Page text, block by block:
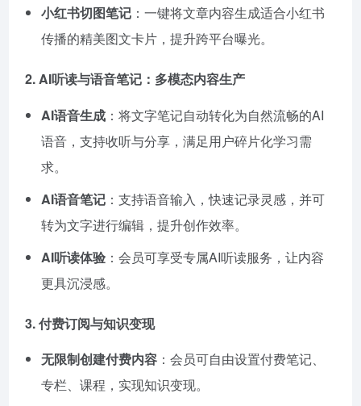
小红书切图笔记 ：一键将文章内容生成适合小红书
传播的精美图文卡片，提升跨平台曝光。
2. AI听读与语音笔记：多模态内容生产
AI语音生成 ：将文字笔记自动转化为自然流畅的AI
语音，支持收听与分享，满足用户碎片化学习需
求。
AI语音笔记 ：支持语音输入，快速记录灵感，并可
转为文字进行编辑，提升创作效率。
AI听读体验 ：会员可享受专属AI听读服务，让内容
更具沉浸感。
3. 付费订阅与知识变现
无限制创建付费内容 ：会员可自由设置付费笔记、
专栏、课程，实现知识变现。